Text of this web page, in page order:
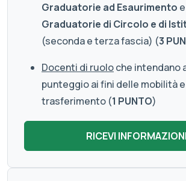
Graduatorie ad Esaurimento
Graduatorie di Circolo e di
(seconda e terza fascia) (3
Docenti di ruoloche intendano
punteggio ai fini delle mobilità e
trasferimento (1 PUNTO)